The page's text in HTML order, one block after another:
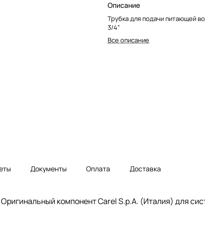
Описание
Трубка для подачи питающей
3/4”
Все описание
Документы Оплата Доставка
компонент Carel S.p.A. (Италия) для